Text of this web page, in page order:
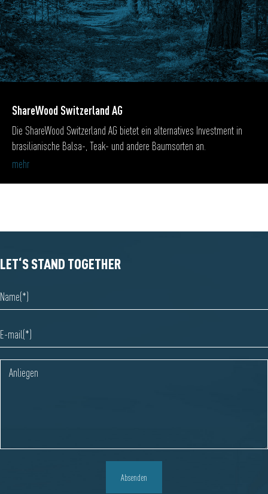
ShareWood Switzerland AG
Die ShareWood Switzerland AG bietet ein alternatives Investment in
brasilianische Balsa-, Teak- und andere Baumsorten an.
mehr
LET‘S STAND TOGETHER
Absenden